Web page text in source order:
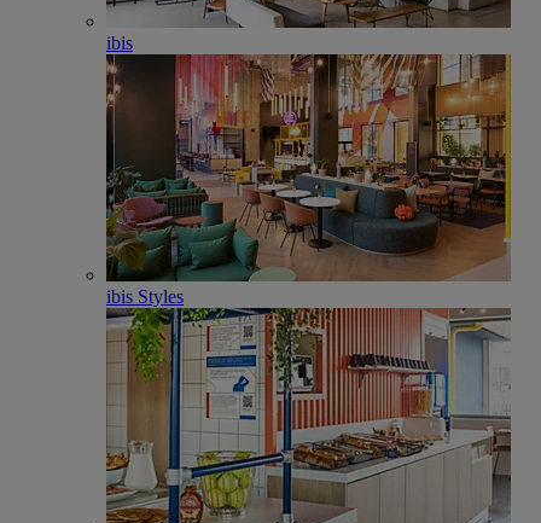
ibis
ibis Styles